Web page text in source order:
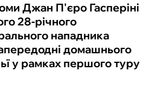
Джан П'єро Гасперіні
28-річного
нападника
домашнього
у рамках першого туру